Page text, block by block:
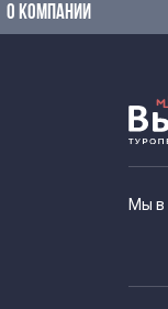
О КОМПАНИИ
Мы в